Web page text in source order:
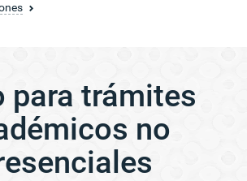
para trámites
no